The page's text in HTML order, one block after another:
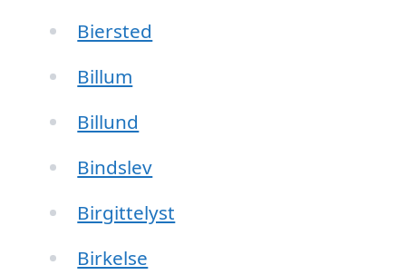
Biersted
Billum
Billund
Bindslev
Birgittelyst
Birkelse